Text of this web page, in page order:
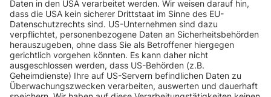
INFORMATIONEN
ZAHLUNGSARTEN